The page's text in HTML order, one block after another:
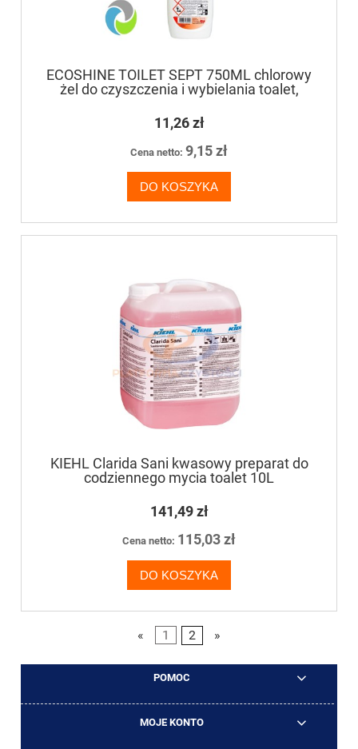
ECOSHINE TOILET SEPT 750ML chlorowy
żel do czyszczenia i wybielania toalet,
umywalek, sanitariatów, podłóg
11,26 zł
Cena netto: 9,15 zł
DO KOSZYKA
KIEHL Clarida Sani kwasowy preparat do
codziennego mycia toalet 10L
141,49 zł
Cena netto: 115,03 zł
DO KOSZYKA
« 1 2 »
POMOC
MOJE KONTO